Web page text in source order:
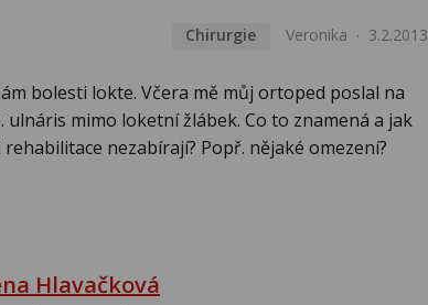
Chirurgie Veronika 3.2.2013
bolesti lokte. Včera mě můj ortoped poslal na
mimo loketní žlábek. Co to znamená a jak
nezabírají? Popř. nějaké omezení?
Hlavačková